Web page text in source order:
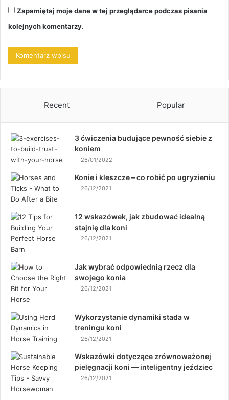
Zapamiętaj moje dane w tej przeglądarce podczas pisania
kolejnych komentarzy.
Recent Popular
3 ćwiczenia budujące pewność siebie z
koniem
26/01/2022
Konie i kleszcze – co robić po ugryzieniu
26/12/2021
12 wskazówek, jak zbudować idealną
stajnię dla koni
26/12/2021
Jak wybrać odpowiednią rzecz dla
swojego konia
26/12/2021
Wykorzystanie dynamiki stada w
treningu koni
26/12/2021
Wskazówki dotyczące zrównoważonej
pielęgnacji koni — inteligentny jeździec
26/12/2021